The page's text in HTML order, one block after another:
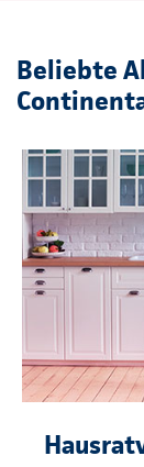
Beliebte